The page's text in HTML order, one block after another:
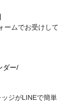
ームでお受けして
ダー/
ジがLINEで簡単